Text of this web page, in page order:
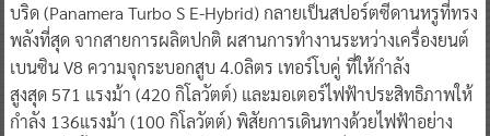
บริด (Panamera Turbo S E-Hybrid) กลายเป็นสปอร์ตซีดานหรูที่ทรง
พลังที่สุด จากสายการผลิตปกติ ผสานการทำงานระหว่างเครื่องยนต์
เบนซิน V8 ความจุกระบอกสูบ 4.0ลิตร เทอร์โบคู่ ที่ให้กำลัง
สูงสุด 571 แรงม้า (420 กิโลวัตต์) และมอเตอร์ไฟฟ้าประสิทธิภาพให้
กำลัง 136แรงม้า (100 กิโลวัตต์) พิสัยการเดินทางด้วยไฟฟ้าอย่าง